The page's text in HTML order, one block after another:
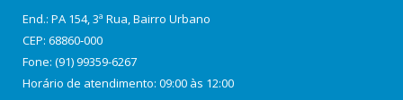
End.: PA 154, 3ª Rua, Bairro Urbano
CEP: 68860‑000
Fone: (91) 99359-6267
Horário de atendimento: 09:00 às 12:00